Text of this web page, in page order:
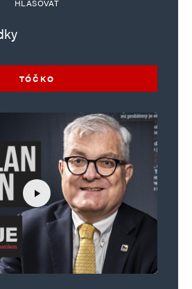
HLASOVAT
TÓČKO